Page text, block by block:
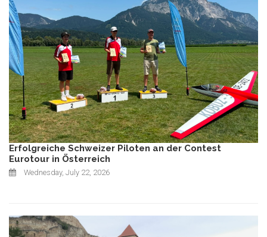
Erfolgreiche Schweizer Piloten an der Contest
Eurotour in Österreich
Wednesday, July 22, 2026